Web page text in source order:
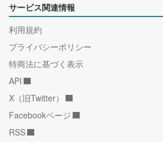
サービス関連情報
利用規約
プライバシーポリシー
特商法に基づく表示
API
X（旧Twitter）
Facebookページ
RSS